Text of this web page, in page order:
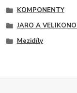
KOMPONENTY
JARO A
Mezidíly